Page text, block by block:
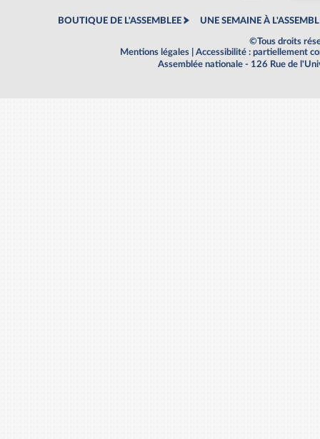
BOUTIQUE DE L'ASSEMBLEE UNE SEMAINE À
©Tous droits
Mentions légales
Accessibilité : partiellement
Assemblée nationale - 126 Rue de